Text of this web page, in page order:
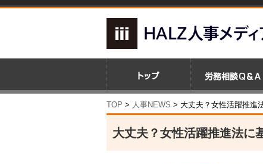
TOP > 人事NEWS > 大丈夫？女性活躍推進
大丈夫？女性活躍推進法に